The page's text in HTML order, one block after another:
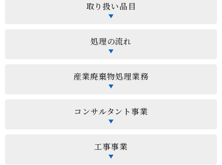
取り扱い品目
処理の流れ
産業廃棄物処理業務
コンサルタント事業
工事事業